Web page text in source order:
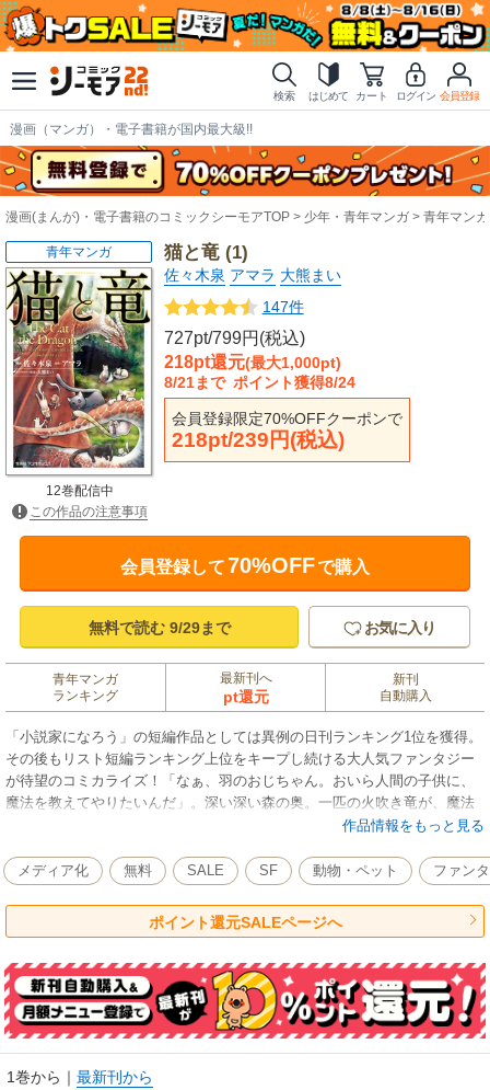
検索 はじめて カート ログイン 会員登録
漫画（マンガ）・電子書籍が国内最大級!!
漫画(まんが)・電子書籍のコミックシーモアTOP 少年・青年マンガ 青年マンガ
猫と竜 (1)
佐々木泉 アマラ 大熊まい
147件
727pt/799円(税込)
218pt還元(最大1,000pt)
8/21まで ポイント獲得8/24
会員登録限定70%OFFクーポンで
218pt/239円(税込)
青年マンガ
12巻配信中
この作品の注意事項
会員登録して70%OFFで購入
無料で読む 9/29まで お気に入り
青年マンガ
ランキング
最新刊へ
pt還元
新刊
自動購入
「小説家になろう」の短編作品としては異例の日刊ランキング1位を獲得。
その後もリスト短編ランキング上位をキープし続ける大人気ファンタジー
が待望のコミカライズ！「なぁ、羽のおじちゃん。おいら人間の子供に、
魔法を教えてやりたいんだ」。深い深い森の奥。一匹の火吹き竜が、魔法
を操る猫たちと暮らしていた。竜は、この森で猫に育てられたのだ。竜の
命が生まれる。長きにわたり森の猫を守り育てる人間嫌いの竜を、猫たち
は「羽のおじちゃん」と呼び、人間は畏怖と敬意を込めて「猫竜」と呼ん
だ。森の猫は大きくなると、縄張りを求めて巣立っていく。その中には、
人間と暮らす猫もいるのだ。冒険の旅に出た王子と、師匠の黒猫。孤児院
になったのもいる。そして森では、今日も竜が子猫に狩りを教えている。
これは、猫と竜と人間の、温かくて不思議な物語。
作品情報をもっと見る
メディア化 無料 SALE SF 動物・ペット ファン
ポイント還元SALEページへ
1巻から ｜ 最新刊から